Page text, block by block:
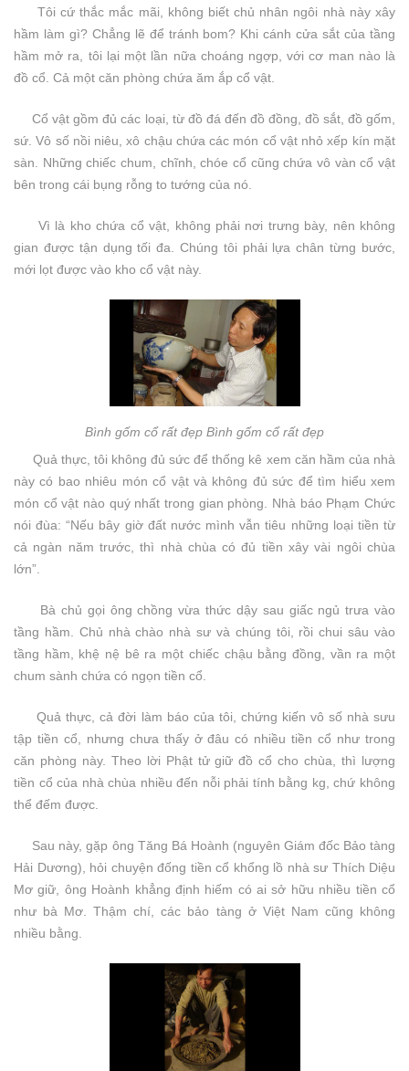
Tôi cứ thắc mắc mãi, không biết chủ nhân ngôi nhà này xây
hầm làm gì? Chẳng lẽ để tránh bom? Khi cánh cửa sắt của tầng
hầm mở ra, tôi lại một lần nữa choáng ngợp, với cơ man nào là
đồ cổ. Cả một căn phòng chứa ăm ắp cổ vật.
Cổ vật gồm đủ các loại, từ đồ đá đến đồ đồng, đồ sắt, đồ gốm,
sứ. Vô số nồi niêu, xô chậu chứa các món cổ vật nhỏ xếp kín mặt
sàn. Những chiếc chum, chĩnh, chóe cổ cũng chứa vô vàn cổ vật
bên trong cái bụng rỗng to tướng của nó.
Vì là kho chứa cổ vật, không phải nơi trưng bày, nên không
gian được tận dụng tối đa. Chúng tôi phải lựa chân từng bước,
mới lọt được vào kho cổ vật này.
Bình gốm cổ rất đẹp Bình gốm cổ rất đẹp
Quả thực, tôi không đủ sức để thống kê xem căn hầm của nhà
này có bao nhiêu món cổ vật và không đủ sức để tìm hiểu xem
món cổ vật nào quý nhất trong gian phòng. Nhà báo Phạm Chức
nói đùa: “Nếu bây giờ đất nước mình vẫn tiêu những loại tiền từ
cả ngàn năm trước, thì nhà chùa có đủ tiền xây vài ngôi chùa
lớn”.
Bà chủ gọi ông chồng vừa thức dậy sau giấc ngủ trưa vào
tầng hầm. Chủ nhà chào nhà sư và chúng tôi, rồi chui sâu vào
tầng hầm, khệ nệ bê ra một chiếc chậu bằng đồng, vần ra một
chum sành chứa có ngọn tiền cổ.
Quả thực, cả đời làm báo của tôi, chứng kiến vô số nhà sưu
tập tiền cổ, nhưng chưa thấy ở đâu có nhiều tiền cổ như trong
căn phòng này. Theo lời Phật tử giữ đồ cổ cho chùa, thì lượng
tiền cổ của nhà chùa nhiều đến nỗi phải tính bằng kg, chứ không
thể đếm được.
Sau này, gặp ông Tăng Bá Hoành (nguyên Giám đốc Bảo tàng
Hải Dương), hỏi chuyện đống tiền cổ khổng lồ nhà sư Thích Diệu
Mơ giữ, ông Hoành khẳng định hiếm có ai sở hữu nhiều tiền cổ
như bà Mơ. Thậm chí, các bảo tàng ở Việt Nam cũng không
nhiều bằng.